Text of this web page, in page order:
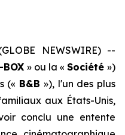
NEWSWIRE) --
BOX » ou la « Société»)
(« B&B »), l'un des plus
aux États-Unis,
conclu une entente